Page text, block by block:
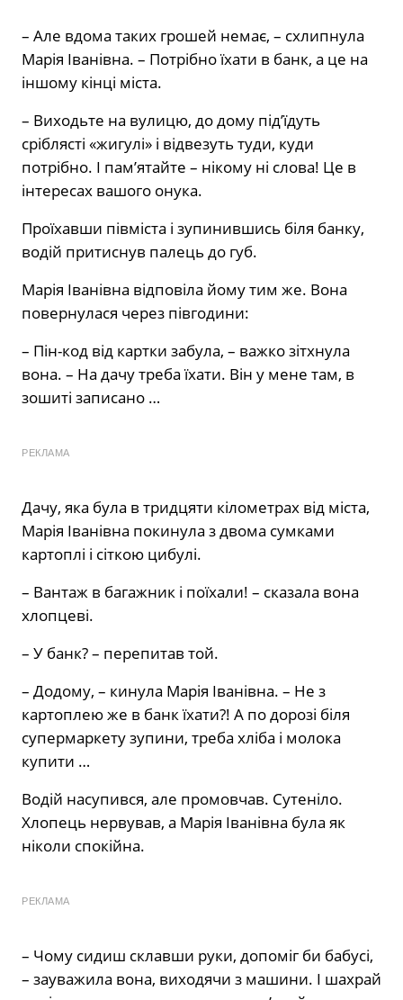
– Але вдома таких грошей немає, – схлипнула
Марія Іванівна. – Потрібно їхати в банк, а це на
іншому кінці міста.
– Виходьте на вулицю, до дому під’їдуть
сріблясті «жигулі» і відвезуть туди, куди
потрібно. І пам’ятайте – нікому ні слова! Це в
інтересах вашого онука.
Проїхавши півміста і зупинившись біля банку,
водій притиснув палець до губ.
Марія Іванівна відповіла йому тим же. Вона
повернулася через півгодини:
– Пін-код від картки забула, – важко зітхнула
вона. – На дачу треба їхати. Він у мене там, в
зошиті записано …
РЕКЛАМА
Дачу, яка була в тридцяти кілометрах від міста,
Марія Іванівна покинула з двома сумками
картоплі і сіткою цибулі.
– Вантаж в багажник і поїхали! – сказала вона
хлопцеві.
– У банк? – перепитав той.
– Додому, – кинула Марія Іванівна. – Не з
картоплею же в банк їхати?! А по дорозі біля
супермаркету зупини, треба хліба і молока
купити …
Водій насупився, але промовчав. Сутеніло.
Хлопець нервував, а Марія Іванівна була як
ніколи спокійна.
РЕКЛАМА
– Чому сидиш склавши руки, допоміг би бабусі,
– зауважила вона, виходячи з машини. І шахрай